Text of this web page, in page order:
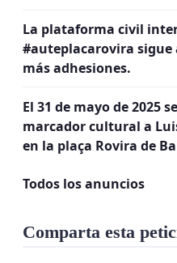
Para agradecerle a
La plataforma civil
#auteplacarovira sigue
más adhesiones.
El 31 de mayo de 2025
marcador cultural a
en la plaça Rovira de
Todos los anuncios
Comparta esta